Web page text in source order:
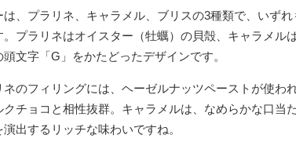
は、プラリネ、キャラメル、ブリスの3種類で、いず
。プラリネはオイスター（牡蠣）の貝殻、キャラメル
頭文字「G」をかたどったデザインです。
ネのフィリングには、ヘーゼルナッツペーストが使わ
クチョコと相性抜群。キャラメルは、なめらかな口当
出するリッチな味わいですね。